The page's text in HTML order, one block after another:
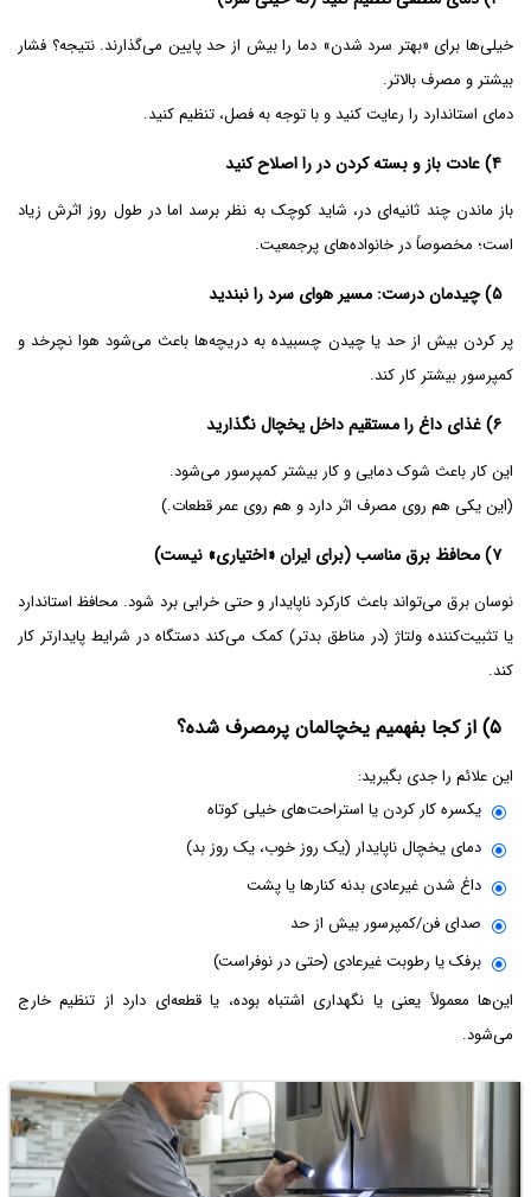
خیلی‌ها برای «بهتر سرد شدن» دما را بیش از حد پایین می‌گذارند. نتیجه؟ فشار
بیشتر و مصرف بالاتر.
دمای استاندارد را رعایت کنید و با توجه به فصل، تنظیم کنید.
۴) عادت باز و بسته کردن در را اصلاح کنید
باز ماندن چند ثانیه‌ای در، شاید کوچک به نظر برسد اما در طول روز اثرش زیاد
است؛ مخصوصاً در خانواده‌های پرجمعیت.
۵) چیدمان درست: مسیر هوای سرد را نبندید
پر کردن بیش از حد یا چیدن چسبیده به دریچه‌ها باعث می‌شود هوا نچرخد و
کمپرسور بیشتر کار کند.
۶) غذای داغ را مستقیم داخل یخچال نگذارید
این کار باعث شوک دمایی و کار بیشتر کمپرسور می‌شود.
(این یکی هم روی مصرف اثر دارد و هم روی عمر قطعات.)
۷) محافظ برق مناسب (برای ایران «اختیاری» نیست)
نوسان برق می‌تواند باعث کارکرد ناپایدار و حتی خرابی برد شود. محافظ استاندارد
یا تثبیت‌کننده ولتاژ (در مناطق بدتر) کمک می‌کند دستگاه در شرایط پایدارتر کار
کند.
۵) از کجا بفهمیم یخچالمان پرمصرف شده؟
این علائم را جدی بگیرید:
یکسره کار کردن یا استراحت‌های خیلی کوتاه
دمای یخچال ناپایدار (یک روز خوب، یک روز بد)
داغ شدن غیرعادی بدنه کنارها یا پشت
صدای فن/کمپرسور بیش از حد
برفک یا رطوبت غیرعادی (حتی در نوفراست)
این‌ها معمولاً یعنی یا نگهداری اشتباه بوده، یا قطعه‌ای دارد از تنظیم خارج
می‌شود.